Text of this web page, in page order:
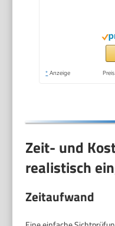
* Anzeige
Zeit- und
realistisch
Zeitaufwand